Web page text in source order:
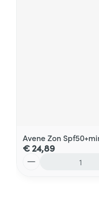
Avene Zon
€ 24,89